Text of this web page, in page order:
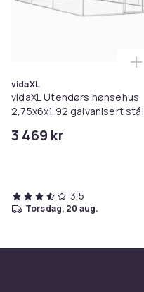
vidaXL
vidaXL Utendørs hønsehus
2,75x6x1,92 galvanisert stål
3 469 kr
3,5
torsdag, 20 aug.